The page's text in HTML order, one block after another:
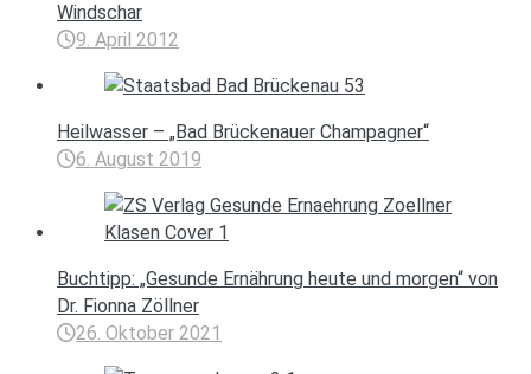
Windschar
9. April 2012
Heilwasser – „Bad Brückenauer Champagner“
6. August 2019
Buchtipp: „Gesunde Ernährung heute und morgen“ von
Dr. Fionna Zöllner
26. Oktober 2021